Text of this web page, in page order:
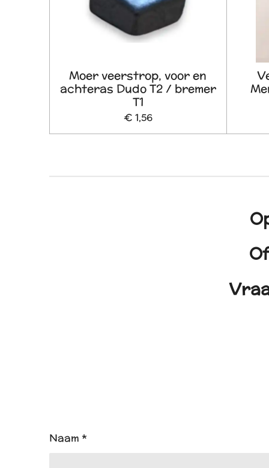
Moer veerstrop, voor en
achteras Dudo T2 / bremer
T1
€ 1,56
Naam *